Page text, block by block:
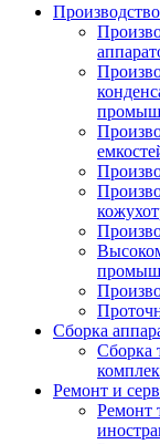
Производство
Сборка
Сборка
Ремонт и
Ремонт